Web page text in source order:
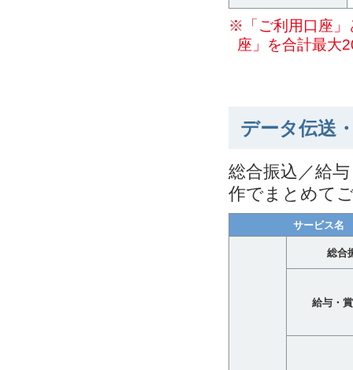
※「ご利用口座」
座」を合計最大
データ伝送
総合振込／給
作でまとめて
サービス名
総合
給与・